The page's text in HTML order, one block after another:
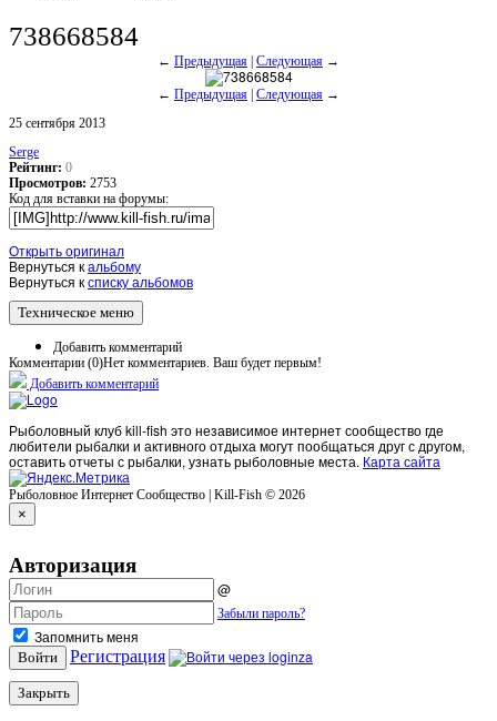
738668584
← Предыдущая | Следующая →
← Предыдущая | Следующая →
25 сентября 2013
Serge
Рейтинг: 0
Просмотров: 2753
Код для вставки на форумы:
Открыть оригинал
Вернуться кальбому
Вернуться ксписку альбомов
Техническое меню
Добавить комментарий
Комментарии (0)Нет комментариев. Ваш будет первым!
Добавить комментарий
Рыболовный клуб kill-fish это независимое интернет сообщество где
любители рыбалки и активного отдыха могут пообщаться друг с другом,
оставить отчеты с рыбалки, узнать рыболовные места. Карта сайта
Рыболовное Интернет Сообщество | Kill-Fish © 2026
×
Авторизация
@
Забыли пароль?
Запомнить меня
Войти Регистрация
Закрыть